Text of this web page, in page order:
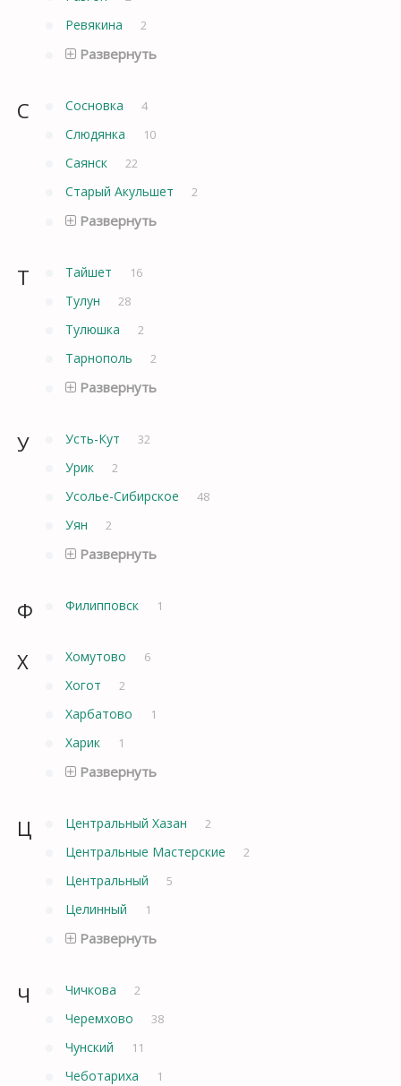
Ревякина 2
Развернуть
С Сосновка 4
Слюдянка 10
Саянск 22
Старый Акульшет 2
Развернуть
Т Тайшет 16
Тулун 28
Тулюшка 2
Тарнополь 2
Развернуть
У Усть-Кут 32
Урик 2
Усолье-Сибирское 48
Уян 2
Развернуть
Ф Филипповск 1
Х Хомутово 6
Хогот 2
Харбатово 1
Харик 1
Развернуть
Ц Центральный Хазан 2
Центральные Мастерские 2
Центральный 5
Целинный 1
Развернуть
Ч Чичкова 2
Черемхово 38
Чунский 11
Чеботариха 1